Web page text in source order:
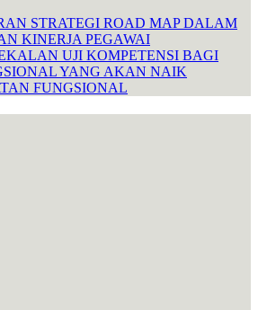
STRATEGI ROAD MAP DALAM
KINERJA PEGAWAI
UJI KOMPETENSI BAGI
YANG AKAN NAIK
FUNGSIONAL